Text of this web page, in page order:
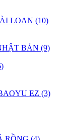
LOAN (10)
BẢN (9)
EZ (3)